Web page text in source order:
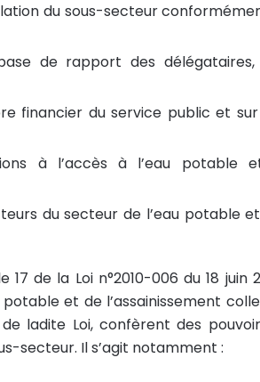
du sous-secteur
de rapport des délégataires,
financier du service public et
à l’accès à l’eau potable
du secteur de l’eau potable
de la Loi n°2010-006 du 18 juin
et de l’assainissement
ladite Loi, confèrent des
secteur. Il s’agit notamment :